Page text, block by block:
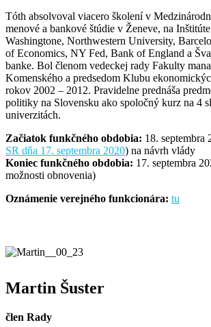
Tóth absolvoval viacero školení v
menové a bankové štúdie v Ženeve, na
Washingtone, Northwestern University,
of Economics, NY Fed, Bank of England a
banke. Bol členom vedeckej rady Fakulty
Komenského a predsedom Klubu
rokov 2002 – 2012. Pravidelne prednáša
politiky na Slovensku ako spoločný kurz na 4
univerzitách.
Začiatok funkčného obdobia: 18. septembra
SR dňa 17. septembra 2020) na návrh vlády
Koniec funkčného obdobia: 17. septembra
možnosti obnovenia)
Oznámenie verejného funkcionára: tu
Martin Šuster
člen Rady